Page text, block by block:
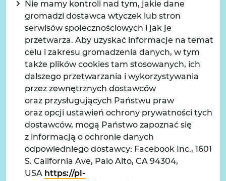
Nie mamy kontroli nad tym, jakie dane
gromadzi dostawca wtyczek lub stron
serwisów społecznościowych i jak je
przetwarza. Aby uzyskać informacje na temat
celu i zakresu gromadzenia danych, w tym
także plików cookies tam stosowanych, ich
dalszego przetwarzania i wykorzystywania
przez zewnętrznych dostawców
oraz przysługujących Państwu praw
oraz opcji ustawień ochrony prywatności tych
dostawców, mogą Państwo zapoznać się
z informacją o ochronie danych
odpowiedniego dostawcy: Facebook Inc., 1601
S. California Ave, Palo Alto, CA 94304,
USA https://pl-